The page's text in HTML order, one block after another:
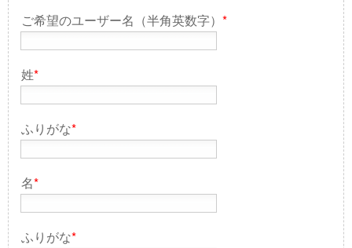
ご希望のユーザー名（半角英数字） *
姓*
ふりがな*
名*
ふりがな*